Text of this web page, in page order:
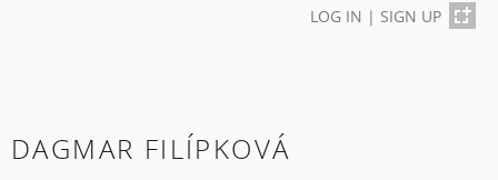
LOG IN | SIGN UP
DAGMAR FILÍPKOVÁ